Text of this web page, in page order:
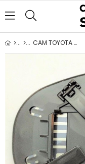
CAM TOYOTA AVENSİS 2009-2015 ISITMALI ASFERİK SOL